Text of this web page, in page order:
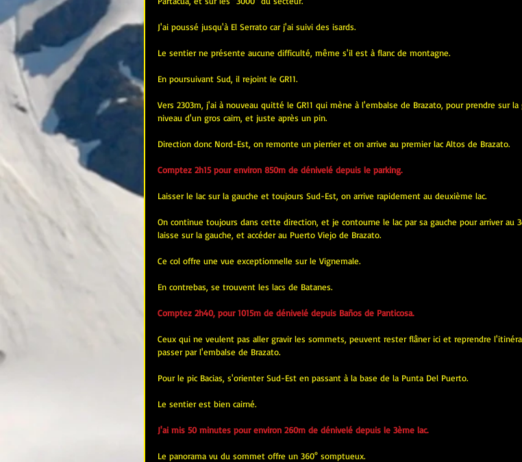
J'ai poussé jusqu'à El Serrato car j'ai suivi des isards.
Le sentier ne présente aucune difficulté, même s'il est à flanc de montagne.
En poursuivant Sud, il rejoint le GR11.
Vers 2303m, j'ai à nouveau quitté le GR11 qui mène à l'embalse de Brazato, pour prendre sur la
niveau d'un gros cairn, et juste après un pin.
Direction donc Nord-Est, on remonte un pierrier et on arrive au premier lac Altos de Brazato.
Comptez 2h15 pour environ 850m de dénivelé depuis le parking.
Laisser le lac sur la gauche et toujours Sud-Est, on arrive rapidement au deuxième lac.
On continue toujours dans cette direction, et je contourne le lac par sa gauche pour arriver au
laisse sur la gauche, et accéder au Puerto Viejo de Brazato.
Ce col offre une vue exceptionnelle sur le Vignemale.
En contrebas, se trouvent les lacs de Batanes.
Comptez 2h40, pour 1015m de dénivelé depuis Baños de Panticosa.
Ceux qui ne veulent pas aller gravir les sommets, peuvent rester flâner ici et reprendre
passer par l'embalse de Brazato.
Pour le pic Bacias, s'orienter Sud-Est en passant à la base de la Punta Del Puerto.
Le sentier est bien cairné.
J'ai mis 50 minutes pour environ 260m de dénivelé depuis le 3ème lac.
Le panorama vu du sommet offre un 360° somptueux.